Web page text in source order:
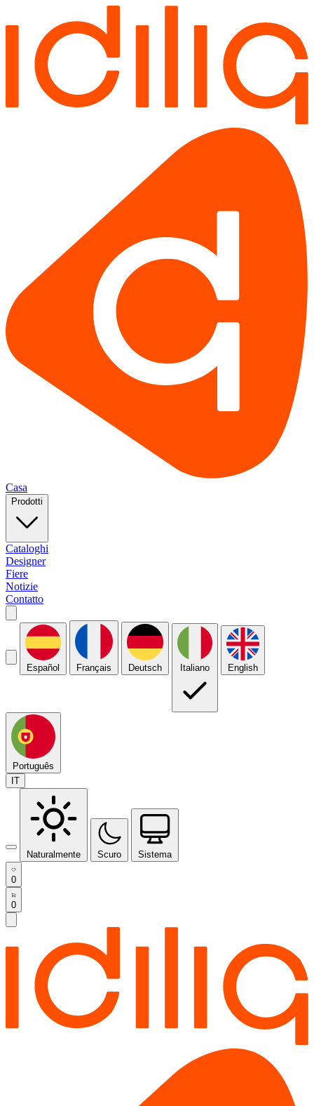
Casa
Prodotti
Cataloghi
Designer
Fiere
Notizie
Contatto
Español Français Deutsch Italiano English
Português
IT
Naturalmente Scuro Sistema
0
0